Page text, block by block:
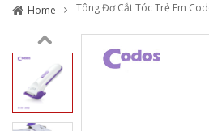
Home Tông Đơ Cắt Tóc Trẻ Em